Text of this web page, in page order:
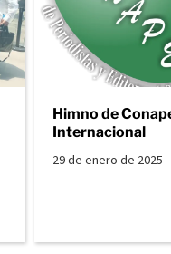
Himno de
Internacional
29 de enero de 2025